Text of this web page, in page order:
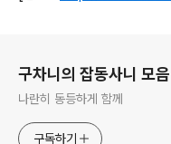
구차니의 잡동사니 모음
나란히 동등하게 함께
구독하기